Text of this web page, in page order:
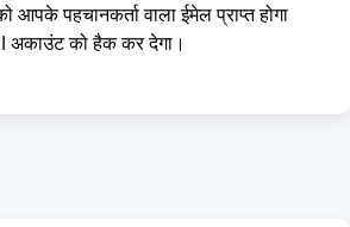
आपके पहचानकर्ता वाला ईमेल प्राप्त होगा
को हैक कर देगा।